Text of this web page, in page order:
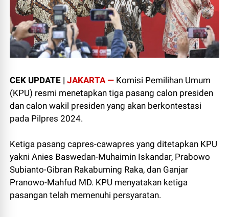
CEK UPDATE | JAKARTA — Komisi Pemilihan Umum
(KPU) resmi menetapkan tiga pasang calon presiden
dan calon wakil presiden yang akan berkontestasi
pada Pilpres 2024.
Ketiga pasang capres-cawapres yang ditetapkan KPU
yakni Anies Baswedan-Muhaimin Iskandar, Prabowo
Subianto-Gibran Rakabuming Raka, dan Ganjar
Pranowo-Mahfud MD. KPU menyatakan ketiga
pasangan telah memenuhi persyaratan.